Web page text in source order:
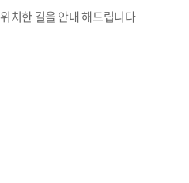
치한 길을 안내 해드립니다